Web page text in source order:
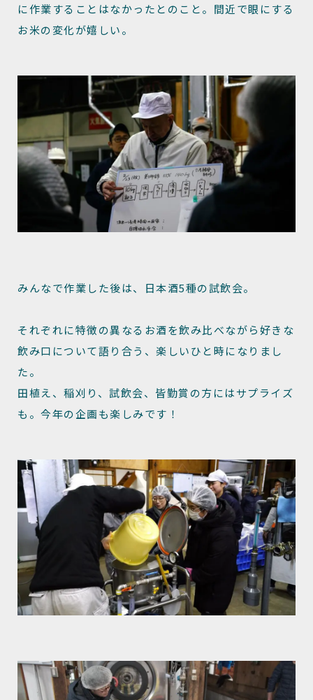
に作業することはなかったとのこと。間近で眼にする
お米の変化が嬉しい。
みんなで作業した後は、日本酒5種の試飲会。
それぞれに特徴の異なるお酒を飲み比べながら好きな
飲み口について語り合う、楽しいひと時になりまし
た。
田植え、稲刈り、試飲会、皆勤賞の方にはサプライズ
も。今年の企画も楽しみです！